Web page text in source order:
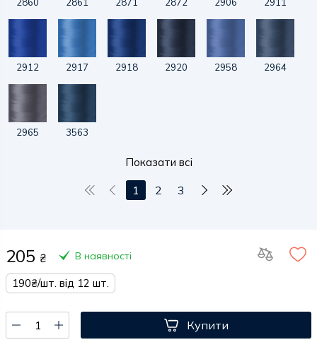
2912 2917 2918 2920 2958 2964
2965 3563
Показати всі
1 2 3
205 ₴ В наявності
190₴/шт. від 12 шт.
Купити